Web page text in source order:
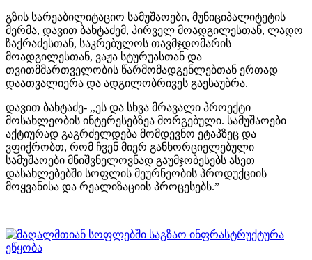
გზის სარეაბილიტაციო სამუშაოები, მუნიციპალიტეტის
მერმა, დავით ბახტაძემ, პირველ მოადგილესთან, ლადო
ზაქრაძესთან, საკრებულოს თავმჯდომარის
მოადგილესთან, ვაჟა სტურუასთან და
თვითმმართველობის წარმომადგენლებთან ერთად
დაათვალიერა და ადგილობრივეს გაესაუბრა.
დავით ბახტაძე- ,,ეს და სხვა მრავალი პროექტი
მოსახლეობის ინტერესებზეა მორგებული. სამუშაოები
აქტიურად გაგრძელდება მომდევნო ეტაპზეც და
ვფიქრობთ, რომ ჩვენ მიერ განხორციელებული
სამუშაოები მნიშვნელოვნად გაუმჯობესებს ასეთ
დასახლებებში სოფლის მეურნეობის პროდუქციის
მოყვანისა და რეალიზაციის პროცესებს.”